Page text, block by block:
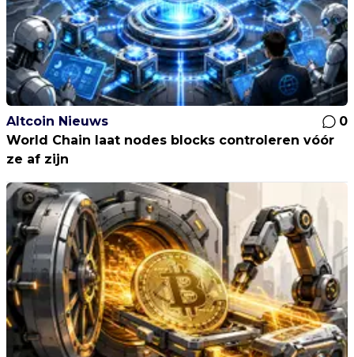
Altcoin Nieuws
0
World Chain laat nodes blocks controleren vóór
ze af zijn